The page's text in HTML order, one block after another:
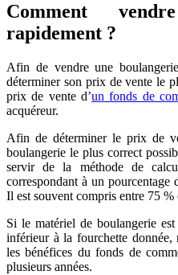
Comment
rapidement ?
Afin de vendre une
déterminer son prix de vente le
prix de vente d’un fonds de
acquéreur.
Afin de déterminer le prix de
boulangerie le plus correct
servir de la méthode de
correspondant à un
Il est souvent compris entre 75
Si le matériel de boulangerie
inférieur à la fourchette donnée,
les bénéfices du fonds de
plusieurs années.